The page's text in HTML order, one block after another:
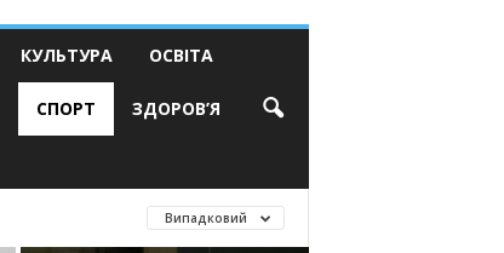
КУЛЬТУРА ОСВІТА
СПОРТ ЗДОРОВ’Я
Випадковий